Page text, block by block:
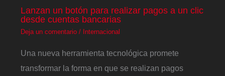
Lanzan un botón para realizar pagos a un clic
desde cuentas bancarias
Deja un comentario / Internacional
Una nueva herramienta tecnológica promete
transformar la forma en que se realizan pagos